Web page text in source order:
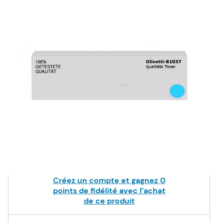
B1037 Olivetti - cyan - toner de marque
Créez un compte et gagnez 0
points de fidélité avec l’achat
de ce produit